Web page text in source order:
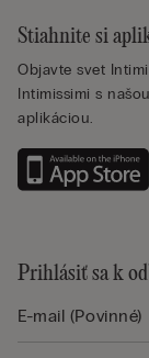
Stiahnite si
Objavte svet
Intimissimi s
aplikáciou.
Prihlásiť sa k